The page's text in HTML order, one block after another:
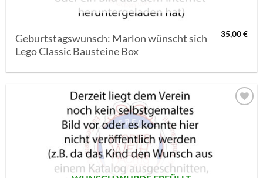
Geburtstagswunsch: Marlon wünscht sich
Lego Classic Bausteine Box
35,00€